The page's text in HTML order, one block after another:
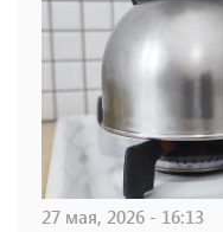
27 мая, 2026 - 16:13